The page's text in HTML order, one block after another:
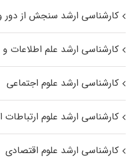
کارشناسی ارشد سنجش از دور
کارشناسی ارشد علم اطلاعات
کارشناسی ارشد علوم اجتماعی
کارشناسی ارشد علوم ارتباطات
کارشناسی ارشد علوم اقتصادی